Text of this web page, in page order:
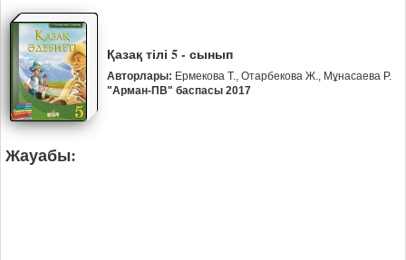
Қазақ тілі 5 - сынып
Авторлары: Ермекова Т., Отарбекова Ж., Мұнасаева Р.
"Арман-ПВ" баспасы 2017
Жауабы: